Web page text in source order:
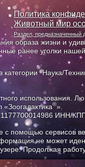
Политика
Животный мир
Раздел,
образа жизни и
ранее уголки
категории "Наука/
использования.
®».
ИНН/
с помощью сервисов
не может
Продолжая